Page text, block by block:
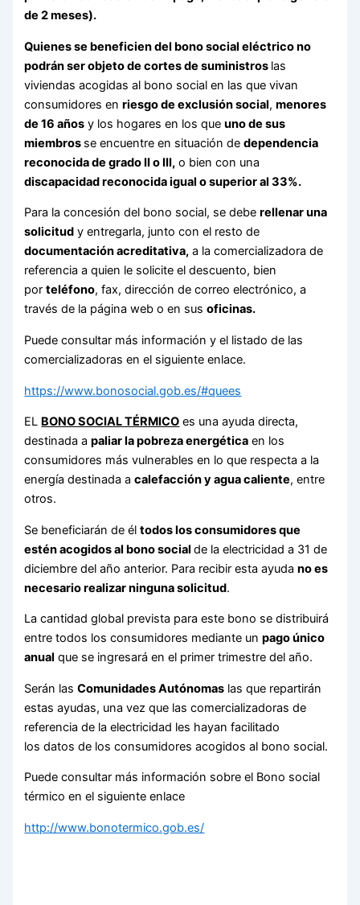
de 2 meses).
Quienes se beneficien del bono social eléctricono
podrán ser objeto de cortes de suministros las
viviendas acogidas al bono social en las que vivan
consumidores enriesgo de exclusión social,menores
de 16 años y los hogares en los queuno de sus
miembros se encuentre en situación dedependencia
reconocida de grado II o III, o bien con una
discapacidad reconocida igual o superior al 33%.
Para la concesión del bono social, se deberellenar una
solicitud y entregarla, junto con el resto de
documentación acreditativa, a la comercializadora de
referencia a quien le solicite el descuento, bien
porteléfono, fax, dirección de correo electrónico, a
través de la página web o en susoficinas.
Puede consultar más información y el listado de las
comercializadoras en el siguiente enlace.
https://www.bonosocial.gob.es/#quees
EL BONO SOCIAL TÉRMICO es una ayuda directa,
destinada apaliar la pobreza energética en los
consumidores más vulnerables en lo que respecta a la
energía destinada acalefacción y agua caliente, entre
otros.
Se beneficiarán de éltodos los consumidores que
estén acogidos al bono socialde la electricidad a 31 de
diciembre del año anterior. Para recibir esta ayudano es
necesario realizar ninguna solicitud.
La cantidad global prevista para este bono se distribuirá
entre todos los consumidores mediante unpago único
anual que se ingresará en el primer trimestre del año.
Serán lasComunidades Autónomas las que repartirán
estas ayudas, una vez que las comercializadoras de
referencia de la electricidad les hayan facilitado
los datos de los consumidores acogidos al bono social.
Puede consultar más información sobre el Bono social
térmico en el siguiente enlace
http://www.bonotermico.gob.es/